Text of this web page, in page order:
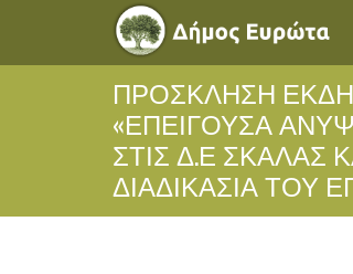
ΠΡΌΣΚΛΗΣΗ
«ΕΠΕΊΓΟΥΣΑ
ΣΤΙΣ Δ.Ε ΣΚΆΛΑΣ
ΔΙΑΔΙΚΑΣΊΑ ΤΟΥ